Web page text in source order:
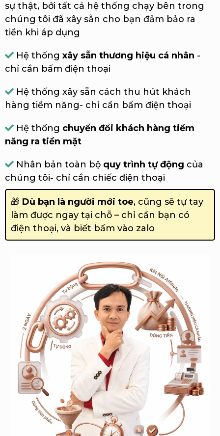
sự thật, bởi tất cả hệ thống chạy bên trong
chúng tôi đã xây sẵn cho bạn đảm bảo ra
tiền khi áp dụng
Hệ thống xây sẵn thương hiệu cá nhân -
chỉ cần bấm điện thoại
Hệ thống xây sẵn cách thu hút khách
hàng tiềm năng- chỉ cần bấm điện thoại
Hệ thống chuyển đổi khách hàng tiềm
năng ra tiền mặt
Nhân bản toàn bộ quy trình tự động của
chúng tôi- chỉ cần chiếc điện thoại
🎁 Dù bạn là người mới toe, cũng sẽ tự tay
làm được ngay tại chỗ – chỉ cần bạn có
điện thoại, và biết bấm vào zalo